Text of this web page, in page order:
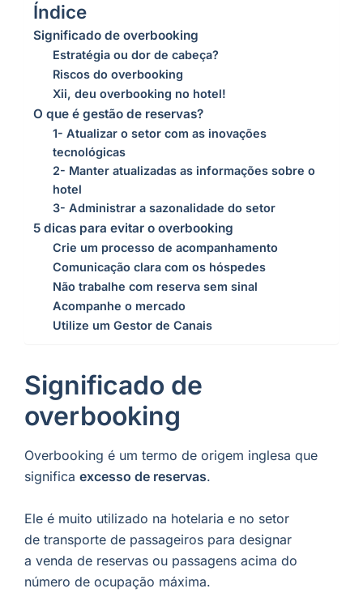
Índice
Significado de overbooking
Estratégia ou dor de cabeça?
Riscos do overbooking
Xii, deu overbooking no hotel!
O que é gestão de reservas?
1- Atualizar o setor com as inovações
tecnológicas
2- Manter atualizadas as informações sobre o
hotel
3- Administrar a sazonalidade do setor
5 dicas para evitar o overbooking
Crie um processo de acompanhamento
Comunicação clara com os hóspedes
Não trabalhe com reserva sem sinal
Acompanhe o mercado
Utilize um Gestor de Canais
Significado de
overbooking
Overbooking é um termo de origem inglesa que
significa excesso de reservas.
Ele é muito utilizado na hotelaria e no setor
de transporte de passageiros para designar
a venda de reservas ou passagens acima do
número de ocupação máxima.